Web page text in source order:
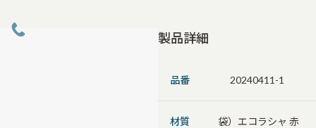
製品詳細
品番 20240411-1
材質
袋）エコラシャ 赤